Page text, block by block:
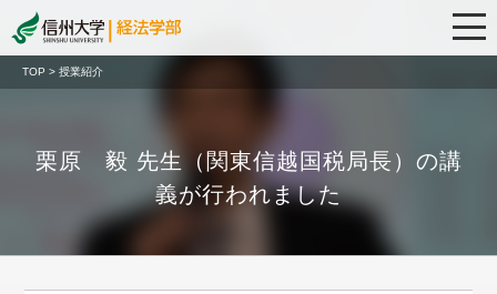
TOP > 授業紹介
栗原 毅 先生（関東信越国税局長）の講
義が行われました